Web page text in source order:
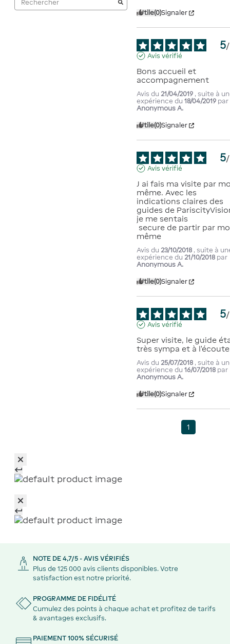
Utile(0)Signaler
5/
Avis vérifié
Bons accueil et
accompagnement
Avis du 21/04/2019 , suite à
expérience du18/04/2019 par
Anonymous A.
Utile(0)Signaler
5/
Avis vérifié
J ai fais ma visite par
même. Avec les
indications claires des
guides de
je me sentais
même
Avis du 23/10/2018 , suite à
expérience du 21/10/2018 par
Anonymous A.
Utile(0)Signaler
5/
Avis vérifié
Super visite, le guide
très sympa et à
Avis du 25/07/2018 , suite à
expérience du16/07/2018 par
Anonymous A.
Utile(0)Signaler
1
NOTE DE 4,7/5 - AVIS VÉRIFIÉS
Plus de 125 000 avis clients disponibles. Votre
satisfaction est notre priorité.
PROGRAMME DE FIDÉLITÉ
Cumulez des points à chaque achat et profitez de tarifs
& avantages exclusifs.
PAIEMENT 100% SÉCURISÉ